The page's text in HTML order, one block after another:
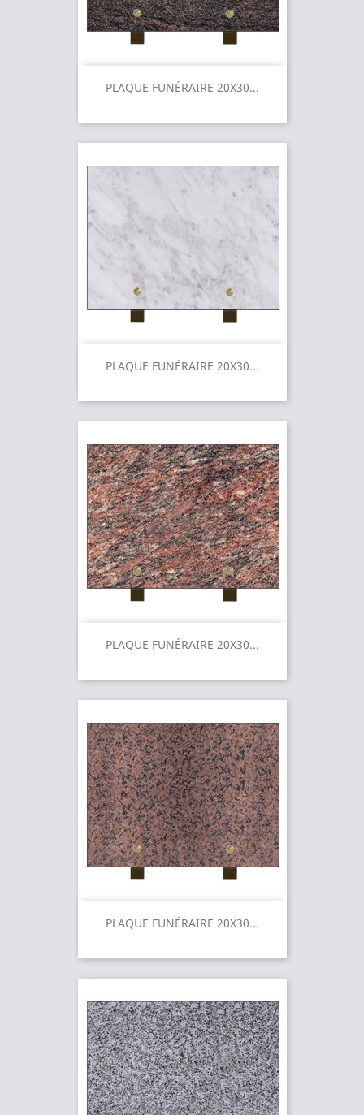
PLAQUE FUNÉRAIRE 20X30...
PLAQUE FUNÉRAIRE 20X30...
PLAQUE FUNÉRAIRE 20X30...
PLAQUE FUNÉRAIRE 20X30...